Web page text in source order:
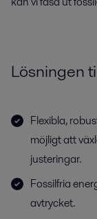
Lösningen
Flexibla,
möjligt att
justeringar.
Fossilfria
avtrycket.